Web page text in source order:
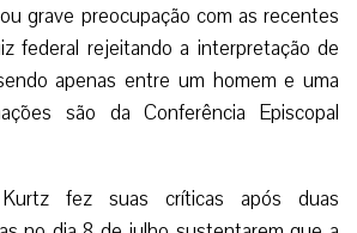
grave preocupação com as recentes
federal rejeitando a interpretação de
apenas entre um homem e uma
são da Conferência Episcopal
fez suas críticas após duas